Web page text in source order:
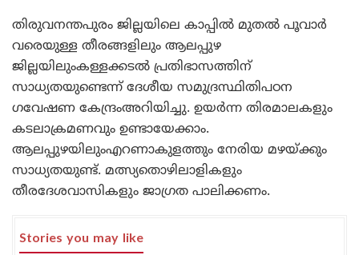
തിരുവനന്തപുരം ജില്ലയിലെ കാപ്പില്‍ മുതല്‍ പൂവാര്‍
വരെയുള്ള തീരങ്ങളിലും ആലപ്പുഴ
ജില്ലയിലുംകള്ളക്കടല്‍ പ്രതിഭാസത്തിന്
സാധ്യതയുണ്ടെന്ന് ദേശീയ സമുദ്രസ്ഥിതിപഠന
ഗവേഷണ കേന്ദ്രംഅറിയിച്ചു. ഉയര്‍ന്ന തിരമാലകളും
കടലാക്രമണവും ഉണ്ടായേക്കാം.
ആലപ്പുഴയിലുംഎറണാകുളത്തും നേരിയ മഴയ്ക്കും
സാധ്യതയുണ്ട്. മത്സ്യതൊഴിലാളികളും
തീരദേശവാസികളും ജാഗ്രത പാലിക്കണം.
Stories you may like